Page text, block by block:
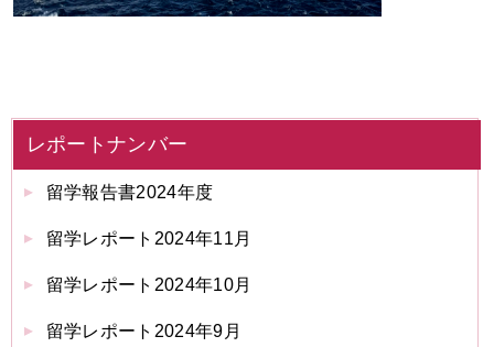
レポートナンバー
留学報告書2024年度
留学レポート2024年11月
留学レポート2024年10月
留学レポート2024年9月